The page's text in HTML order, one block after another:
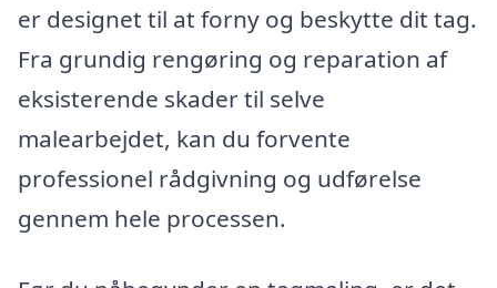
er designet til at forny og beskytte dit tag.
Fra grundig rengøring og reparation af
eksisterende skader til selve
malearbejdet, kan du forvente
professionel rådgivning og udførelse
gennem hele processen.